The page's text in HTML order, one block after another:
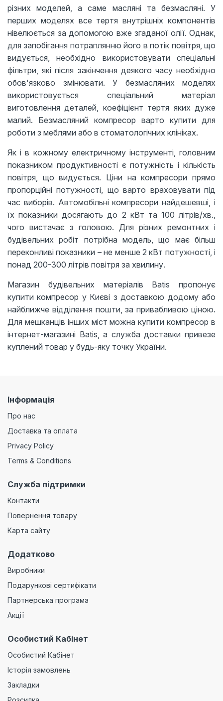
різних моделей, а саме масляні та безмасляні. У
перших моделях все тертя внутрішніх компонентів
нівелюється за допомогою вже згаданої олії. Однак,
для запобігання потраплянню його в потік повітря, що
видується, необхідно використовувати спеціальні
фільтри, які після закінчення деякого часу необхідно
обов'язково змінювати. У безмасляних моделях
використовується спеціальний матеріал
виготовлення деталей, коефіцієнт тертя яких дуже
малий. Безмасляний компресор варто купити для
роботи з меблями або в стоматологічних клініках.
Як і в кожному електричному інструменті, головним
показником продуктивності є потужність і кількість
повітря, що видується. Ціни на компресори прямо
пропорційні потужності, що варто враховувати під
час виборів. Автомобільні компресори найдешевші, і
їх показники досягають до 2 кВт та 100 літрів/хв.,
чого вистачає з головою. Для різних ремонтних і
будівельних робіт потрібна модель, що має більш
переконливі показники – не менше 2 кВт потужності, і
понад 200-300 літрів повітря за хвилину.
Магазин будівельних матеріалів Batis пропонує
купити компресор у Києві з доставкою додому або
найближче відділення пошти, за привабливою ціною.
Для мешканців інших міст можна купити компресор в
інтернет-магазині Batis, а служба доставки привезе
куплений товар у будь-яку точку України.
Інформація
Про нас
Доставка та оплата
Privacy Policy
Terms & Conditions
Служба підтримки
Контакти
Повернення товару
Карта сайту
Додатково
Виробники
Подарункові сертифікати
Партнерська програма
Акції
Особистий Кабінет
Особистий Кабінет
Історія замовлень
Закладки